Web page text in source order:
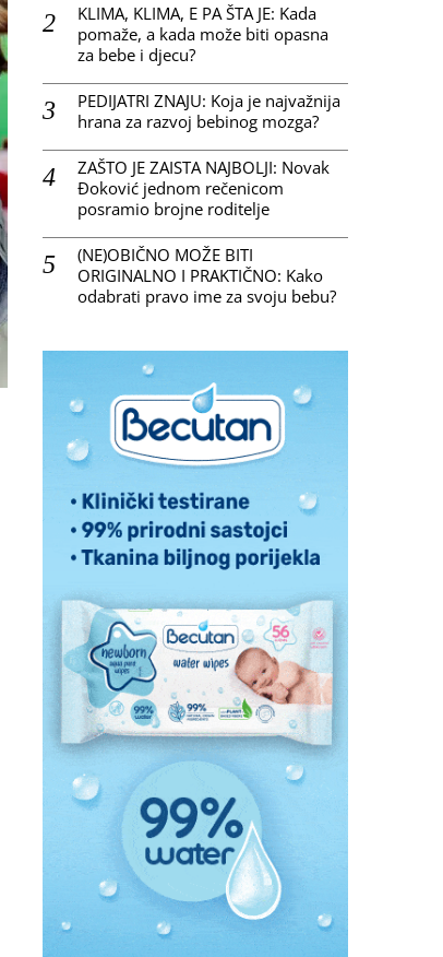
KLIMA, KLIMA, E PA ŠTA JE: Kada
pomaže, a kada može biti opasna
za bebe i djecu?
PEDIJATRI ZNAJU: Koja je najvažnija
hrana za razvoj bebinog mozga?
ZAŠTO JE ZAISTA NAJBOLJI: Novak
Đoković jednom rečenicom
posramio brojne roditelje
(NE)OBIČNO MOŽE BITI
ORIGINALNO I PRAKTIČNO: Kako
odabrati pravo ime za svoju bebu?